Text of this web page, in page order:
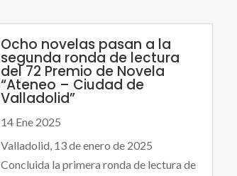
Ocho novelas pasan a la
segunda ronda de lectura
del 72 Premio de Novela
“Ateneo – Ciudad de
Valladolid”
14 Ene 2025
Valladolid, 13 de enero de 2025
Concluida la primera ronda de lectura de